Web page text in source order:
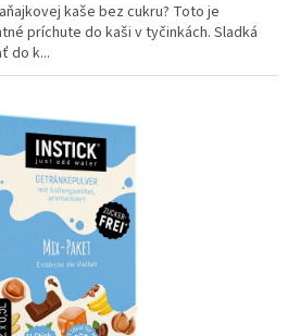
kaše bez cukru? Toto je
príchute do kaši v tyčinkách. Sladká
do k...